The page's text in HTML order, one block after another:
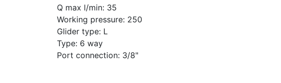
Q max l/min: 35
Working pressure: 250
Glider type: L
Type: 6 way
Port connection: 3/8"